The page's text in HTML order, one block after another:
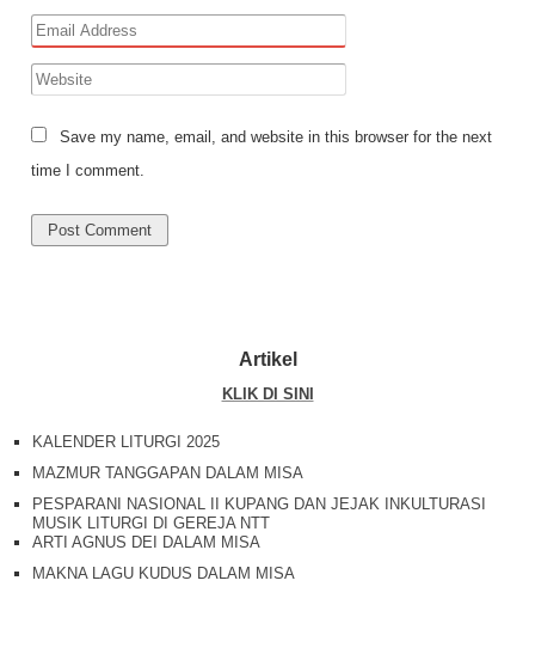
Save my name, email, and website in this browser for the next
time I comment.
Artikel
KLIK DI SINI
KALENDER LITURGI 2025
MAZMUR TANGGAPAN DALAM MISA
PESPARANI NASIONAL II KUPANG DAN JEJAK INKULTURASI
MUSIK LITURGI DI GEREJA NTT
ARTI AGNUS DEI DALAM MISA
MAKNA LAGU KUDUS DALAM MISA